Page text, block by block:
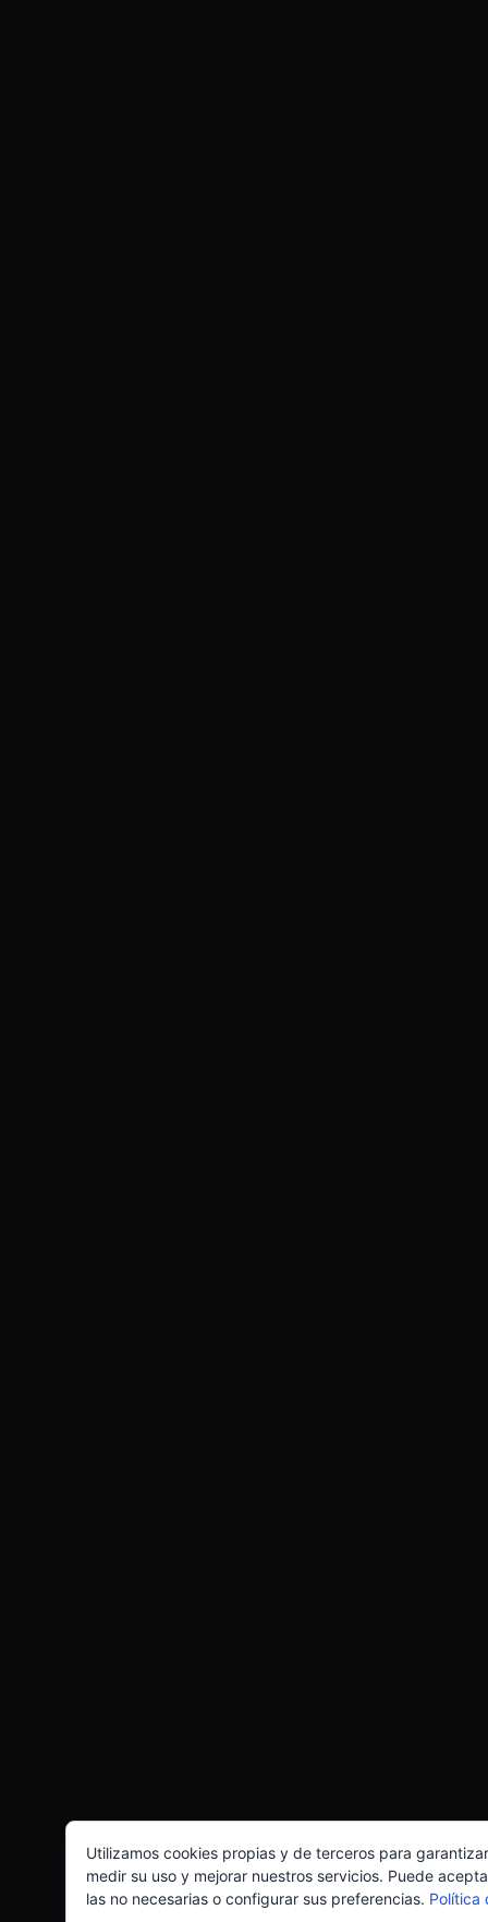
Utilizamos cookies propias y de terceros para
medir su uso y mejorar nuestros servicios. Puede
las no necesarias o configurar sus preferencias. Política